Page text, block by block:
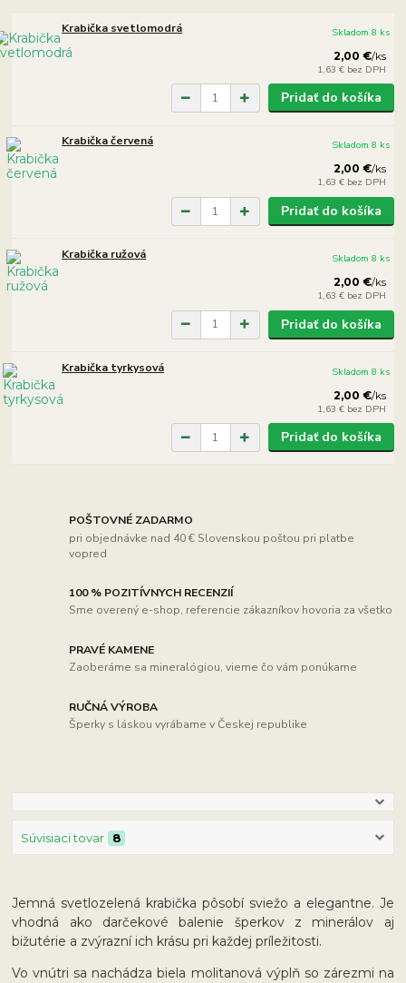
Krabička svetlomodrá
2,00 €/ks
1,63 € bez DPH
Skladom 8 ks
Pridať do košíka
Krabička červená
2,00 €/ks
1,63 € bez DPH
Skladom 8 ks
Pridať do košíka
Krabička ružová
2,00 €/ks
1,63 € bez DPH
Skladom 8 ks
Pridať do košíka
Krabička tyrkysová
2,00 €/ks
1,63 € bez DPH
Skladom 8 ks
Pridať do košíka
POŠTOVNÉ ZADARMO
pri objednávke nad 40 € Slovenskou poštou pri platbe
vopred
100 % POZITÍVNYCH RECENZIÍ
Sme overený e-shop, referencie zákazníkov hovoria za všetko
PRAVÉ KAMENE
Zaoberáme sa mineralógiou, vieme čo vám ponúkame
RUČNÁ VÝROBA
Šperky s láskou vyrábame v Českej republike
Súvisiaci tovar 8
Jemná svetlozelená krabička pôsobí sviežo a elegantne. Je
vhodná ako darčekové balenie šperkov z minerálov aj
bižutérie a zvýrazní ich krásu pri každej príležitosti.
Vo vnútri sa nachádza biela molitanová výplň so zárezmi na